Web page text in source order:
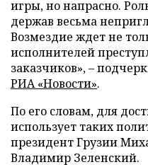
игры, но напрасно.
держав весьма
Возмездие ждет не
исполнителей
заказчиков», –
РИА «Новости».
По его словам, для
использует таких
президент Грузии
Владимир Зеленский.